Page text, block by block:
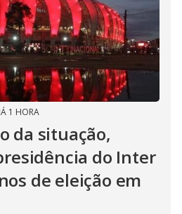
1 HORA
da situação,
do Inter
de eleição em